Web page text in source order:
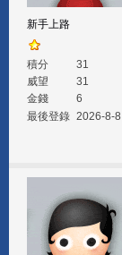
新手上路
積分
31
威望
31
金錢
6
最後登錄 2026-8-8